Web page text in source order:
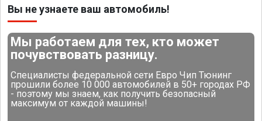
Вы не узнаете ваш автомобиль!
Мы работаем для тех, кто может
почувствовать разницу.
Специалисты федеральной сети Евро Чип Тюнинг
прошили более 10 000 автомобилей в 50+ городах РФ
- поэтому мы знаем, как получить безопасный
максимум от каждой машины!